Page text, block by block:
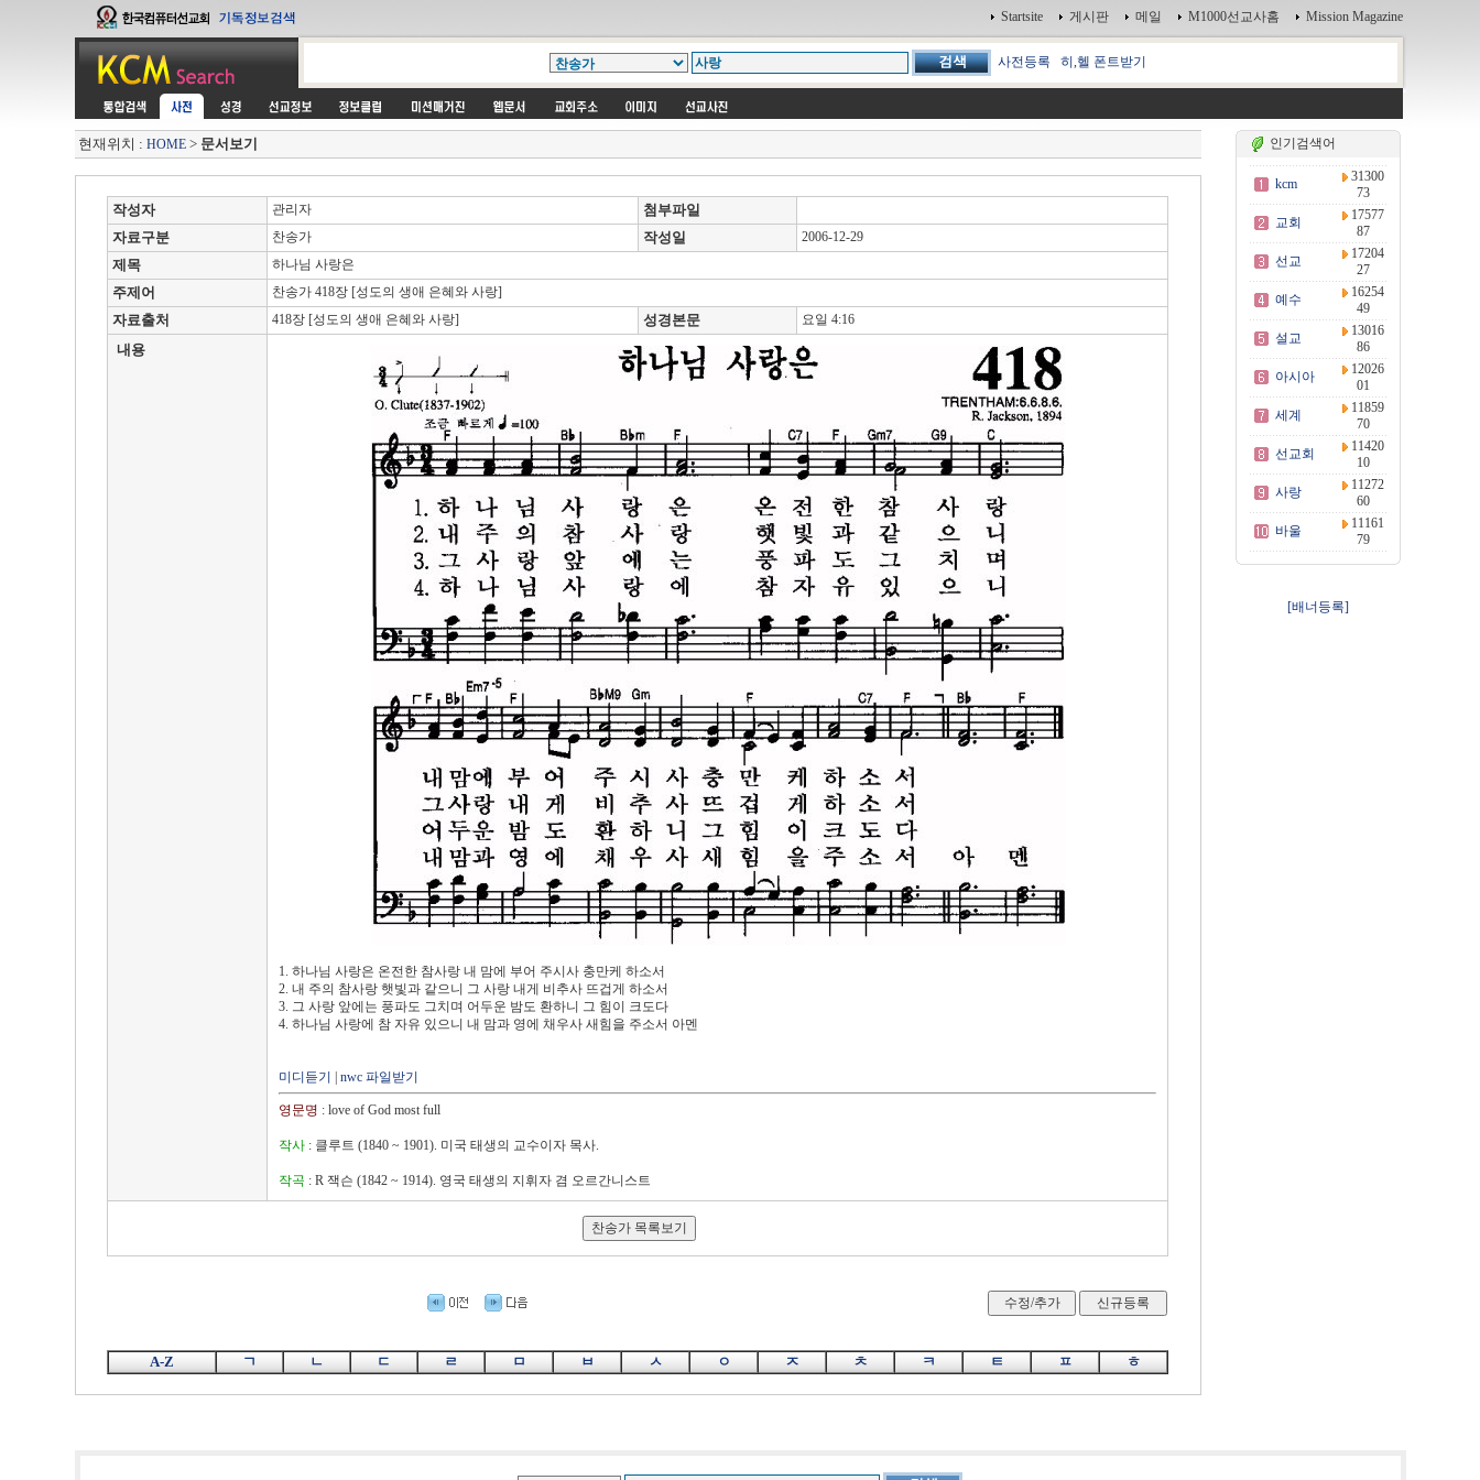
Startsite 게시판 메일 M1000선교사홈 Mission Magazine
사전등록 히,헬 폰트받기
현재위치 : HOME> 문서보기
작성자 관리자
첨부파일
자료구분
찬송가 작성일 2006-12-29
제목 하나님 사랑은
주제어 찬송가 418장 [성도의 생애 은혜와 사랑]
자료출처 418장 [성도의 생애 은혜와 사랑] 성경본문 요일 4:16
내용
1. 하나님 사랑은 온전한 참사랑 내 맘에 부어 주시사 충만케 하소서
2. 내 주의 참사랑 햇빛과 같으니 그 사랑 내게 비추사 뜨겁게 하소서
3. 그 사랑 앞에는 풍파도 그치며 어두운 밤도 환하니 그 힘이 크도다
4. 하나님 사랑에 참 자유 있으니 내 맘과 영에 채우사 새힘을 주소서 아멘
미디듣기 nwc 파일받기
영문명 : love of God most full
작사 : 클루트 (1840 ~ 1901). 미국 태생의 교수이자 목사.
작곡 : R 잭슨 (1842 ~ 1914). 영국 태생의 지휘자 겸 오르간니스트
A-Z ㄱ ㄴ ㄷ ㄹ ㅁ ㅂ ㅅ ㅇ ㅈ ㅊ ㅋ ㅌ ㅍ ㅎ
인기검색어
kcm
31300
73
교회
17577
87
선교
17204
27
예수
16254
49
설교
13016
86
아시아
12026
01
세계
11859
70
선교회
11420
10
사랑
11272
60
바울
11161
79
[배너등록]